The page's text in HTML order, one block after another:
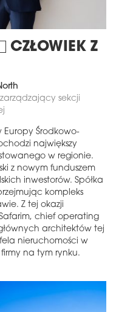
CZŁOWIEK Z
sekcji
Środkowo-
największy
w regionie.
z nowym funduszem
inwestorów. Spółka
kompleks
Z tej okazji
chief operating
architektów tej
nieruchomości w
na tym rynku.